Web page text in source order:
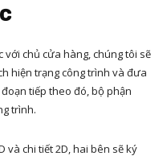
với chủ cửa hàng, chúng tôi sẽ
hiện trạng công trình và đưa
tiếp theo đó, bộ phận
trình.
và chi tiết 2D, hai bên sẽ ký